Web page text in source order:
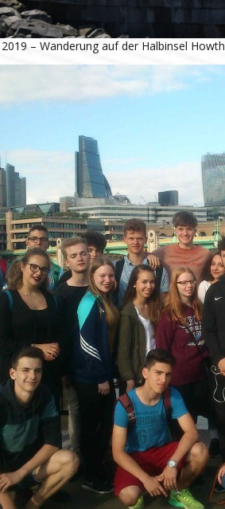
– Wanderung auf der Halbinsel Howth